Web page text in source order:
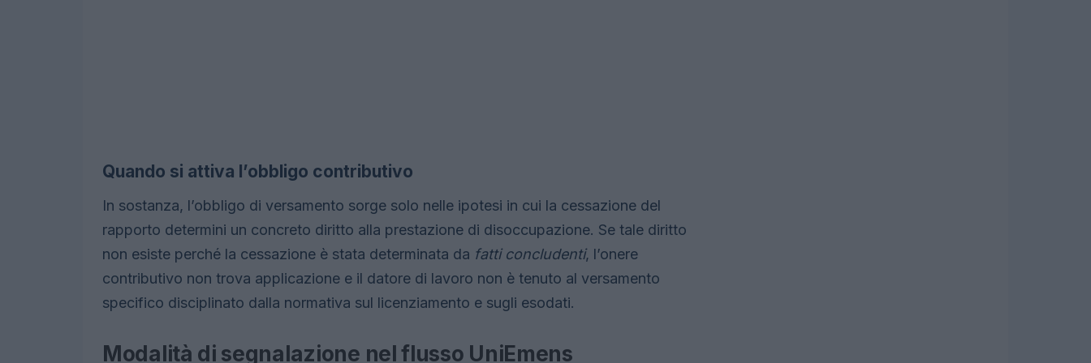
Quando si attiva l’obbligo contributivo
In sostanza, l’obbligo di versamento sorge solo nelle ipotesi in cui la cessazione del
rapporto determini un concreto diritto alla prestazione di disoccupazione. Se tale diritto
non esiste perché la cessazione è stata determinata da fatti concludenti, l’onere
contributivo non trova applicazione e il datore di lavoro non è tenuto al versamento
specifico disciplinato dalla normativa sul licenziamento e sugli esodati.
Modalità di segnalazione nel flusso UniEmens